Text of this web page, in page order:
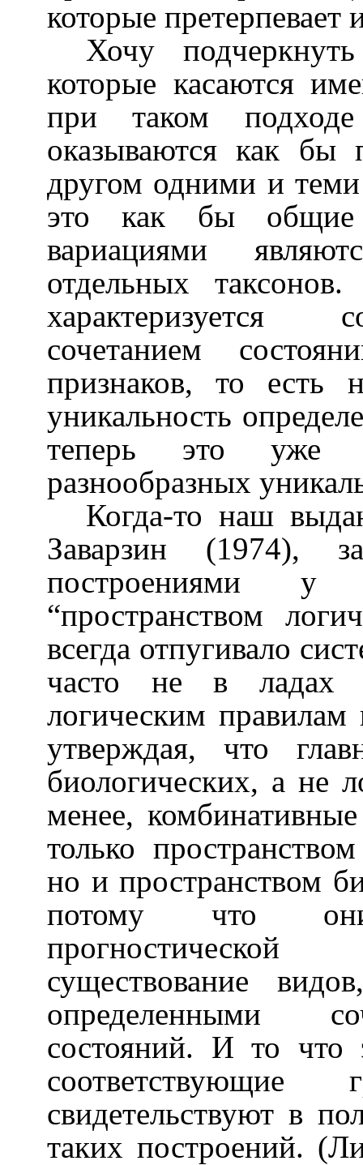
которые претерпевает
Хочу
которые касаются
при таком
оказываются как бы
другом одними и
это как бы
вариациями
отдельных
характеризуется
сочетанием
признаков, то есть
уникальность
теперь это уже
разнообразных
Когда-то наш
Заварзин (1974),
построениями у
“пространством
всегда отпугивало
часто не в ладах
логическим правилам
утверждая, что
биологических, а не
менее,
только
но и пространством
потому что
существование
определенными
состояний. И то что
соответствующие
свидетельствуют в
таких построений.